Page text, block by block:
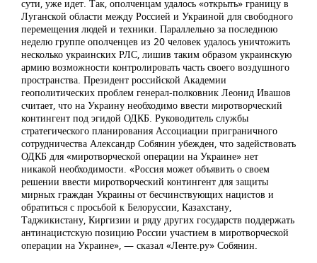
сути, уже идет. Так, ополченцам удалось «открыть» границу в
Луганской области между Россией и Украиной для свободного
перемещения людей и техники. Параллельно за последнюю
неделю группе ополченцев из 20 человек удалось уничтожить
несколько украинских РЛС, лишив таким образом украинскую
армию возможности контролировать часть своего воздушного
пространства. Президент российской Академии
геополитических проблем генерал-полковник Леонид Ивашов
считает, что на Украину необходимо ввести миротворческий
контингент под эгидой ОДКБ. Руководитель службы
стратегического планирования Ассоциации приграничного
сотрудничества Александр Собянин убежден, что задействовать
ОДКБ для «миротворческой операции на Украине» нет
никакой необходимости. «Россия может объявить о своем
решении ввести миротворческий контингент для защиты
мирных граждан Украины от бесчинствующих нацистов и
обратиться с просьбой к Белоруссии, Казахстану,
Таджикистану, Киргизии и ряду других государств поддержать
антинацистскую позицию России участием в миротворческой
операции на Украине», — сказал «Ленте.ру» Собянин.